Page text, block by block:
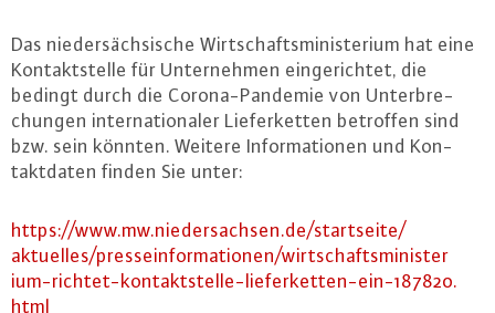
Das nie­der­säch­si­sche Wirt­schafts­mi­nis­te­ri­um hat eine
Kon­takt­stel­le für Un­ter­neh­men ein­ge­rich­tet, die
bedingt durch die Co­ro­na-Pan­de­mie von Un­ter­bre­
chun­gen in­ter­na­tio­na­ler Lie­fer­ket­ten betroffen sind
bzw. sein könnten. Weitere In­for­ma­tio­nen und Kon­
takt­da­ten finden Sie unter:
https://​www.​mw.​niedersachsen.​de/​startseite/​
aktuelles/​presseinformationen/​wir​tsch​afts​mini​ster​
ium-​richtet-​kontaktstelle-​lieferketten-​ein-​187820.​
html